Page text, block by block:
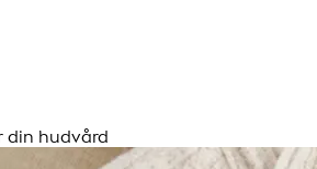
din hudvård